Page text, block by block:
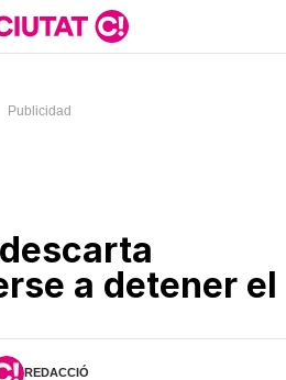
a detener el
REDACCIÓ